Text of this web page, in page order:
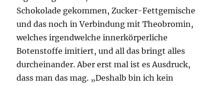
Schokolade gekommen, Zucker-Fettgemische
und das noch in Verbindung mit Theobromin,
welches irgendwelche innerkörperliche
Botenstoffe imitiert, und all das bringt alles
durcheinander. Aber erst mal ist es Ausdruck,
dass man das mag. „Deshalb bin ich kein